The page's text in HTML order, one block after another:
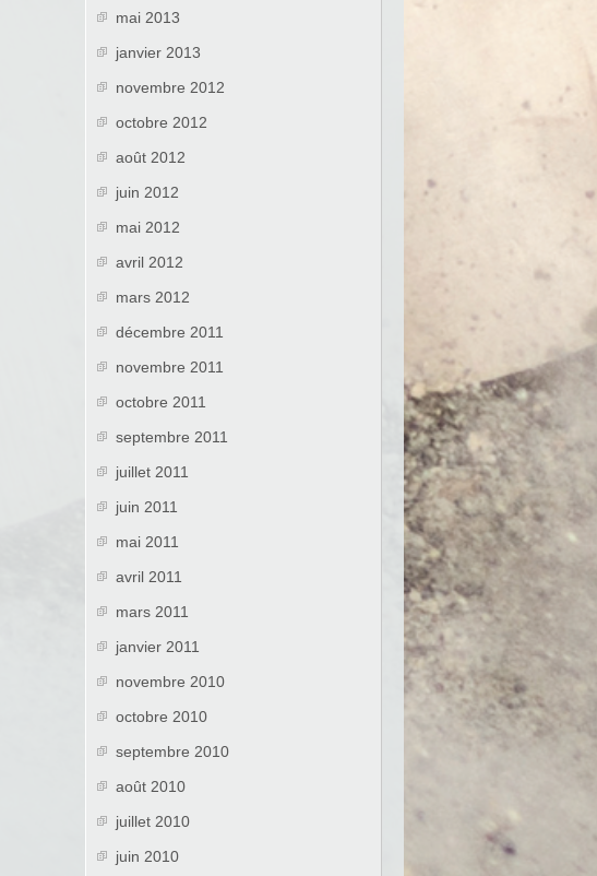
mai 2013
janvier 2013
novembre 2012
octobre 2012
août 2012
juin 2012
mai 2012
avril 2012
mars 2012
décembre 2011
novembre 2011
octobre 2011
septembre 2011
juillet 2011
juin 2011
mai 2011
avril 2011
mars 2011
janvier 2011
novembre 2010
octobre 2010
septembre 2010
août 2010
juillet 2010
juin 2010